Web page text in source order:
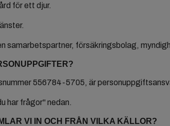
för ett djur.
samarbetspartner, försäkringsbolag,
556784-5705, är
har frågor" nedan.
VI IN OCH FRÅN VILKA KÄLLOR?